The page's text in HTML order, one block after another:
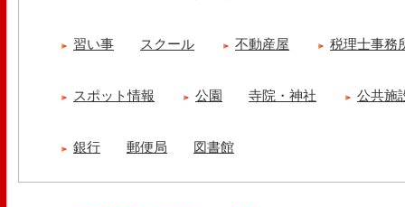
習い事 スクール 不動産屋 税理士事務
スポット情報 公園 寺院・神社 公共施
銀行 郵便局 図書館